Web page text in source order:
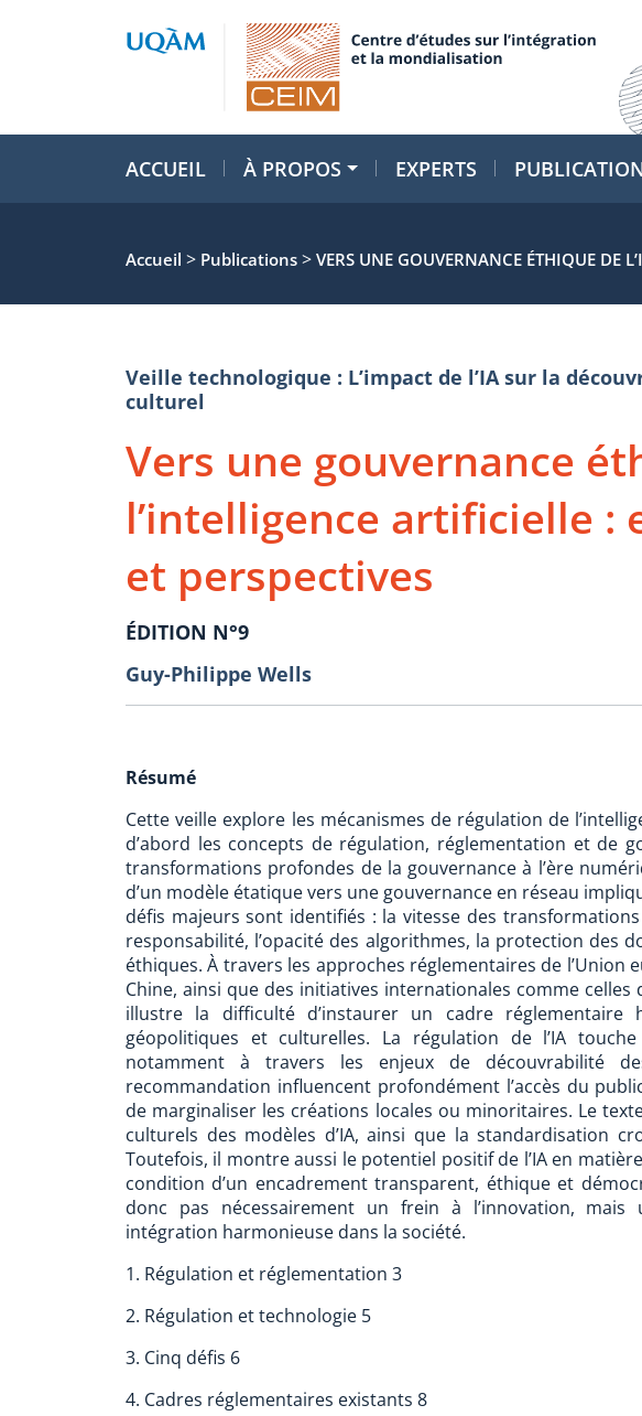
ACCUEIL À PROPOS EXPERTS
Accueil > Publications > VERS UNE GOUVERNANCE ÉTHIQUE DE
Veille technologique : L’impact de l’IA sur la
culturel
Vers une gouvernance
l’intelligence artificielle :
et perspectives
ÉDITION N°9
Guy-Philippe Wells
Résumé
Cette veille explore les mécanismes de régulation de
d’abord les concepts de régulation, réglementation et de
transformations profondes de la gouvernance à l’ère
d’un modèle étatique vers une gouvernance en réseau
défis majeurs sont identifiés : la vitesse des
responsabilité, l’opacité des algorithmes, la protection des
éthiques. À travers les approches réglementaires de l’Union
Chine, ainsi que des initiatives internationales comme celles
illustre la difficulté d’instaurer un cadre réglementaire
géopolitiques et culturelles. La régulation de l’IA
notamment à travers les enjeux de découvrabilité
recommandation influencent profondément l’accès du
de marginaliser les créations locales ou minoritaires. Le
culturels des modèles d’IA, ainsi que la standardisation
Toutefois, il montre aussi le potentiel positif de l’IA en
condition d’un encadrement transparent, éthique et
donc pas nécessairement un frein à l’innovation,
intégration harmonieuse dans la société.
1. Régulation et réglementation 3
2. Régulation et technologie 5
3. Cinq défis 6
4. Cadres réglementaires existants 8